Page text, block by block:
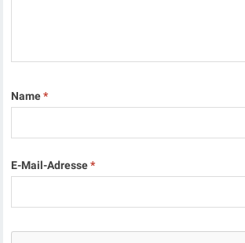
Name*
E-Mail-Adresse*